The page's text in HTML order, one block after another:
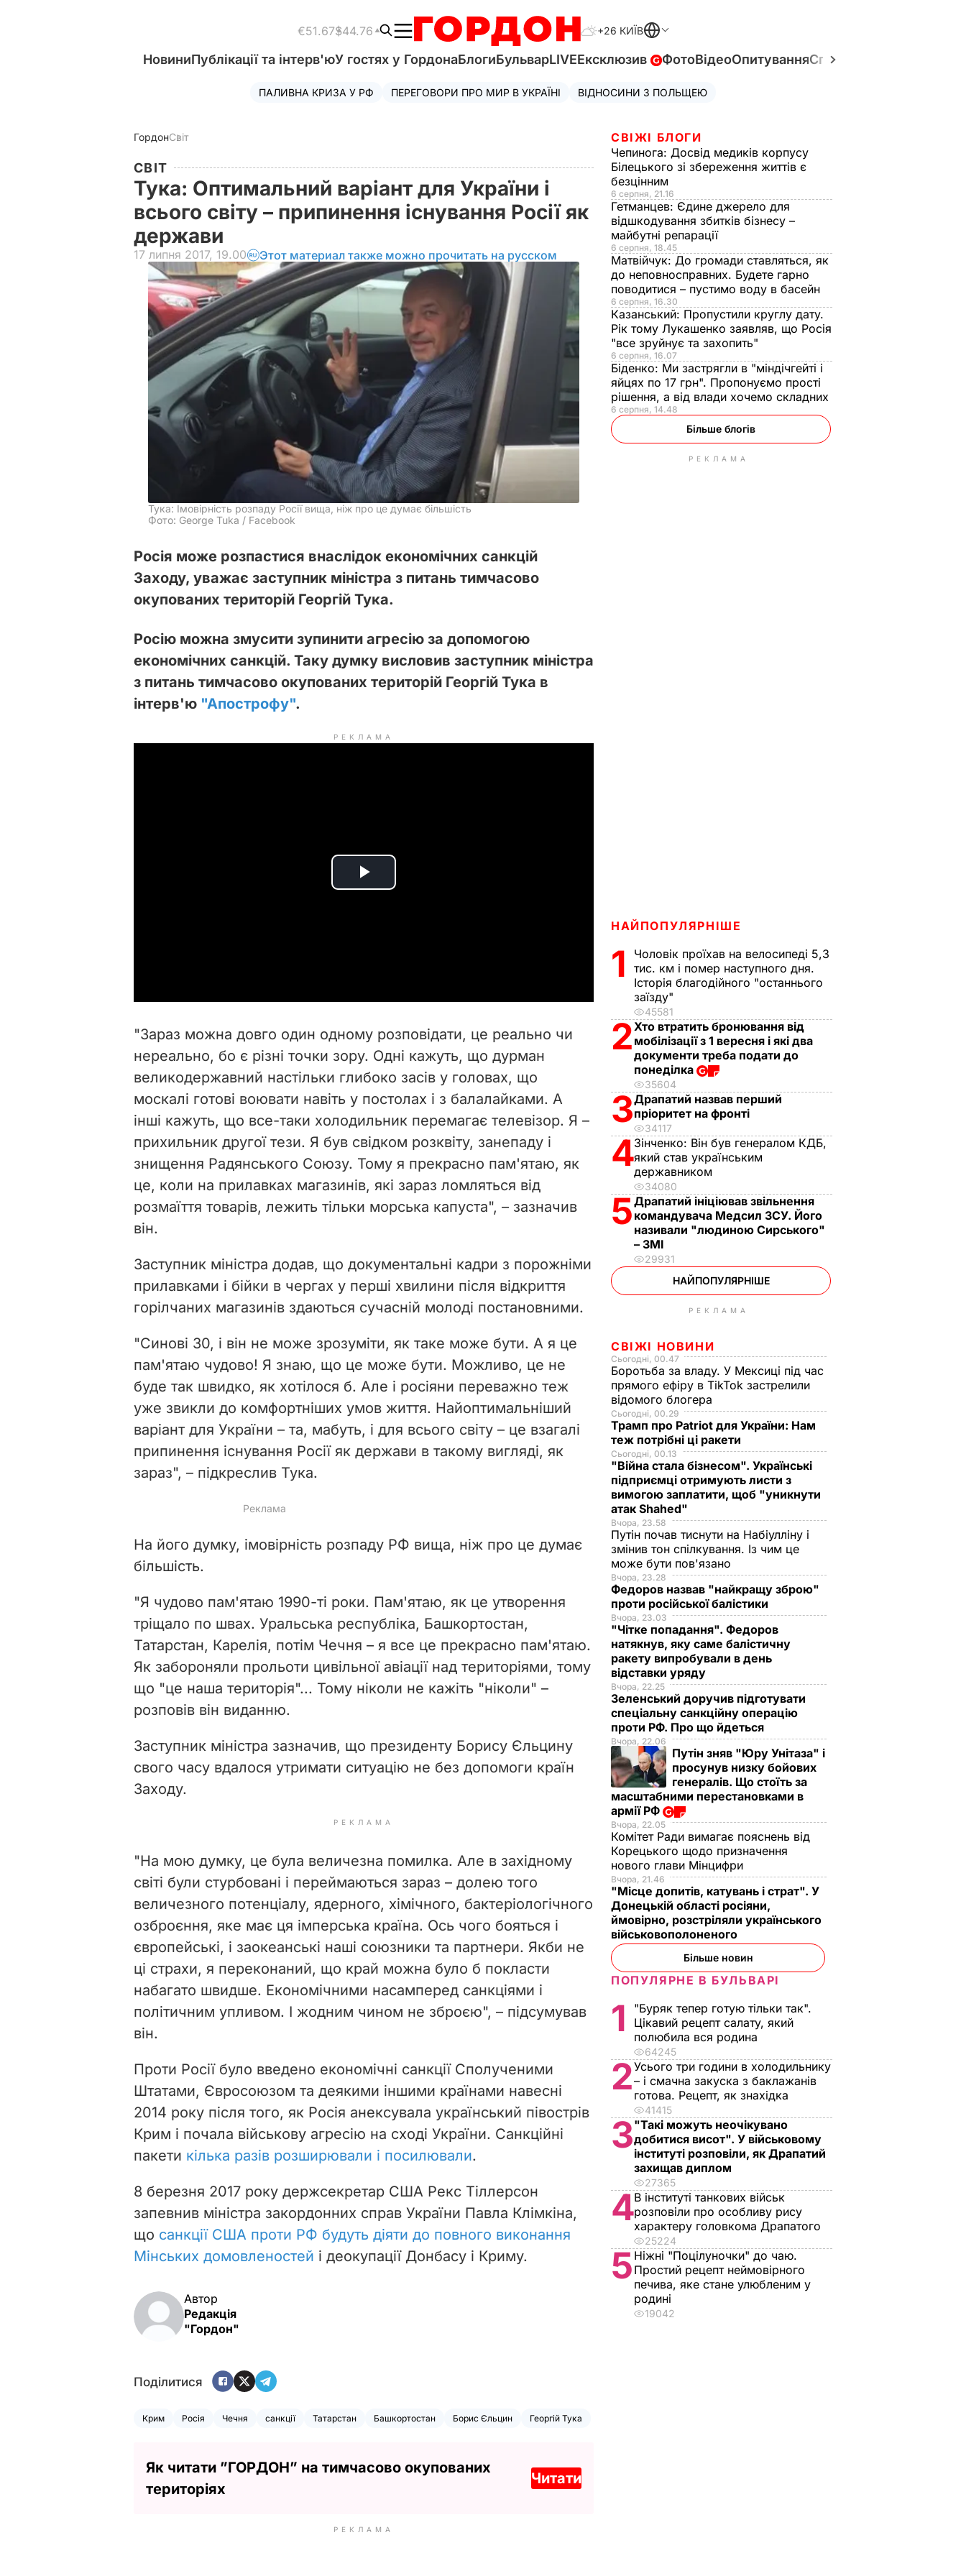
€51.67$44.76 +26 КИЇВ
НовиниПублікації та інтерв'юУ гостях у ГордонаБлогиБульварLIVEЕксклюзив ФотоВідеоОпитуванняСпецпроєкти
ПАЛИВНА КРИЗА У РФ ПЕРЕГОВОРИ ПРО МИР В УКРАЇНІ ВІДНОСИНИ З ПОЛЬЩЕЮ
ГордонСвіт
СВІТ
Тука: Оптимальний варіант для України і
всього світу – припинення існування Росії як
держави
17 липня 2017, 19.00 Этот материал также можно прочитать на русском
Тука: Імовірність розпаду Росії вища, ніж про це думає більшість
Фото: George Tuka / Facebook
Росія може розпастися внаслідок економічних санкцій
Заходу, уважає заступник міністра з питань тимчасово
окупованих територій Георгій Тука.
Росію можна змусити зупинити агресію за допомогою
економічних санкцій. Таку думку висловив заступник міністра
з питань тимчасово окупованих територій Георгій Тука в
інтерв'ю "Апострофу".
РЕКЛАМА
P
i
d
e
o
"Зараз можна довго один одному розповідати, це реально чи
нереально, бо є різні точки зору. Одні кажуть, що дурман
великодержавний настільки глибоко засів у головах, що
москалі готові воювати навіть у постолах і з балалайками. А
інші кажуть, що все-таки холодильник перемагає телевізор. Я –
прихильник другої тези. Я був свідком розквіту, занепаду і
знищення Радянського Союзу. Тому я прекрасно пам'ятаю, як
це, коли на прилавках магазинів, які зараз ломляться від
розмаїття товарів, лежить тільки морська капуста", – зазначив
він.
Заступник міністра додав, що документальні кадри з порожніми
прилавками і бійки в чергах у перші хвилини після відкриття
горілчаних магазинів здаються сучасній молоді постановними.
"Синові 30, і він не може зрозуміти, як таке може бути. А я це
пам'ятаю чудово! Я знаю, що це може бути. Можливо, це не
буде так швидко, як хотілося б. Але і росіяни переважно теж
уже звикли до комфортніших умов життя. Найоптимальніший
варіант для України – та, мабуть, і для всього світу – це взагалі
припинення існування Росії як держави в такому вигляді, як
зараз", – підкреслив Тука.
На його думку, імовірність розпаду РФ вища, ніж про це думає
більшість.
"Я чудово пам'ятаю 1990-ті роки. Пам'ятаю, як це утворення
тріщало по швах. Уральська республіка, Башкортостан,
Татарстан, Карелія, потім Чечня – я все це прекрасно пам'ятаю.
Як забороняли прольоти цивільної авіації над територіями, тому
що "це наша територія"... Тому ніколи не кажіть "ніколи" –
розповів він виданню.
Заступник міністра зазначив, що президенту Борису Єльцину
свого часу вдалося утримати ситуацію не без допомоги країн
Заходу.
РЕКЛАМА
"На мою думку, це була величезна помилка. Але в західному
світі були стурбовані і переймаються зараз – долею того
величезного потенціалу, ядерного, хімічного, бактеріологічного
озброєння, яке має ця імперська країна. Ось чого бояться і
європейські, і заокеанські наші союзники та партнери. Якби не
ці страхи, я переконаний, що край можна було б покласти
набагато швидше. Економічними насамперед санкціями і
політичним упливом. І жодним чином не зброєю", – підсумував
він.
Проти Росії було введено економічні санкції Сполученими
Штатами, Євросоюзом та деякими іншими країнами навесні
2014 року після того, як Росія анексувала український півострів
Крим і почала військову агресію на сході України. Санкційні
пакети кілька разів розширювали і посилювали.
8 березня 2017 року держсекретар США Рекс Тіллерсон
запевнив міністра закордонних справ України Павла Клімкіна,
що санкції США проти РФ будуть діяти до повного виконання
Мінських домовленостей і деокупації Донбасу і Криму.
Автор
Редакція
"Гордон"
Поділитися
Крим Росія Чечня санкції Татарстан Башкортостан Борис Єльцин Георгій Тука
Як читати ”ГОРДОН” на тимчасово окупованих
територіях
Читати
РЕКЛАМА
СВІЖІ БЛОГИ
Чепинога: Досвід медиків корпусу
Білецького зі збереження життів є
безцінним
6 серпня, 21.16
Гетманцев: Єдине джерело для
відшкодування збитків бізнесу –
майбутні репарації
6 серпня, 18.45
Матвійчук: До громади ставляться, як
до неповносправних. Будете гарно
поводитися – пустимо воду в басейн
6 серпня, 16.30
Казанський: Пропустили круглу дату.
Рік тому Лукашенко заявляв, що Росія
"все зруйнує та захопить"
6 серпня, 16.07
Біденко: Ми застрягли в "міндічгейті і
яйцях по 17 грн". Пропонуємо прості
рішення, а від влади хочемо складних
6 серпня, 14.48
Більше блогів
РЕКЛАМА
НАЙПОПУЛЯРНІШЕ
1
Чоловік проїхав на велосипеді 5,3
тис. км і помер наступного дня.
Історія благодійного "останнього
заїзду"
45581
2Хто втратить бронювання від
мобілізації з 1 вересня і які два
документи треба подати до
понеділка
35604
3Драпатий назвав перший
пріоритет на фронті
34117
4Зінченко: Він був генералом КДБ,
який став українським
державником
34080
5Драпатий ініціював звільнення
командувача Медсил ЗСУ. Його
називали "людиною Сирського"
– ЗМІ
29931
НАЙПОПУЛЯРНІШЕ
РЕКЛАМА
СВІЖІ НОВИНИ
Сьогодні, 00.47
Боротьба за владу. У Мексиці під час
прямого ефіру в TikTok застрелили
відомого блогера
Сьогодні, 00.29
Трамп про Patriot для України: Нам
теж потрібні ці ракети
Сьогодні, 00.13
"Війна стала бізнесом". Українські
підприємці отримують листи з
вимогою заплатити, щоб "уникнути
атак Shahed"
Вчора, 23.58
Путін почав тиснути на Набіулліну і
змінив тон спілкування. Із чим це
може бути пов'язано
Вчора, 23.28
Федоров назвав "найкращу зброю"
проти російської балістики
Вчора, 23.03
"Чітке попадання". Федоров
натякнув, яку саме балістичну
ракету випробували в день
відставки уряду
Вчора, 22.25
Зеленський доручив підготувати
спеціальну санкційну операцію
проти РФ. Про що йдеться
Вчора, 22.06
Путін зняв "Юру Унітаза" і
просунув низку бойових
генералів. Що стоїть за
масштабними перестановками в
армії РФ
Вчора, 22.05
Комітет Ради вимагає пояснень від
Корецького щодо призначення
нового глави Мінцифри
Вчора, 21.46
"Місце допитів, катувань і страт". У
Донецькій області росіяни,
ймовірно, розстріляли українського
військовополоненого
Більше новин
ПОПУЛЯРНЕ В БУЛЬВАРІ
1
"Буряк тепер готую тільки так".
Цікавий рецепт салату, який
полюбила вся родина
64245
2Усього три години в холодильнику
– і смачна закуска з баклажанів
готова. Рецепт, як знахідка
41415
3"Такі можуть неочікувано
добитися висот". У військовому
інституті розповіли, як Драпатий
захищав диплом
27365
4В інституті танкових військ
розповіли про особливу рису
характеру головкома Драпатого
25224
5 Ніжні "Поцілуночки" до чаю.
Простий рецепт неймовірного
печива, яке стане улюбленим у
родині
19042